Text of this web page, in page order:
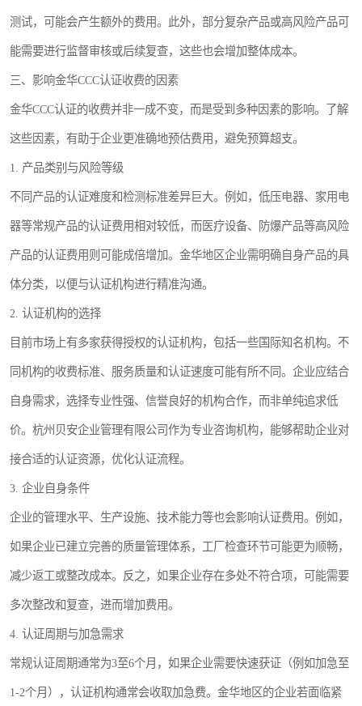
测试，可能会产生额外的费用。此外，部分复杂产品或高风险产品可
能需要进行监督审核或后续复查，这些也会增加整体成本。
三、影响金华CCC认证收费的因素
金华CCC认证的收费并非一成不变，而是受到多种因素的影响。了解
这些因素，有助于企业更准确地预估费用，避免预算超支。
1. 产品类别与风险等级
不同产品的认证难度和检测标准差异巨大。例如，低压电器、家用电
器等常规产品的认证费用相对较低，而医疗设备、防爆产品等高风险
产品的认证费用则可能成倍增加。金华地区企业需明确自身产品的具
体分类，以便与认证机构进行精准沟通。
2. 认证机构的选择
目前市场上有多家获得授权的认证机构，包括一些国际知名机构。不
同机构的收费标准、服务质量和认证速度可能有所不同。企业应结合
自身需求，选择专业性强、信誉良好的机构合作，而非单纯追求低
价。杭州贝安企业管理有限公司作为专业咨询机构，能够帮助企业对
接合适的认证资源，优化认证流程。
3. 企业自身条件
企业的管理水平、生产设施、技术能力等也会影响认证费用。例如，
如果企业已建立完善的质量管理体系，工厂检查环节可能更为顺畅，
减少返工或整改成本。反之，如果企业存在多处不符合项，可能需要
多次整改和复查，进而增加费用。
4. 认证周期与加急需求
常规认证周期通常为3至6个月，如果企业需要快速获证（例如加急至
1-2个月），认证机构通常会收取加急费。金华地区的企业若面临紧